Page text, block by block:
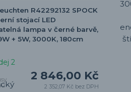
R42292132 SPOCK
stojací LED
lampa v černé barvě,
+ 5W, 3000K, 180cm
2 846,00 Kč
2 352,07 Kč bez DPH
2